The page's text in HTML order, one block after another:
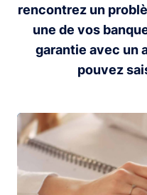
rencontrez un
une de vos
garantie avec un
pouvez